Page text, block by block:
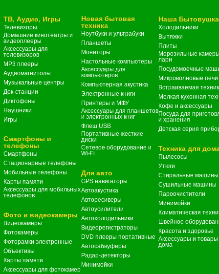
ТВ, Аудио, Игры
Телевизоры
Домашние кинотеатры и
видеоплееры
Аксессуары для
телевизоров
MP3 плееры
Аудиомагнитолы
Музыкальные центры
Док-станции
Диктофоны
Наушники
Игры
Смартфоны и
телефоны
Смартфоны
Стационарные телефоны
Мобильные телефоны
Карты памяти
Аксессуары для мобильных
телефонов
Фото и видеокамеры
Видеокамеры
Фотокамеры
Фоторамки электронные
Объективы
Карты памяти
Аксессуары для фотокамер
Новая бытовая
техника
Ноутбуки и ультрабуки
Планшеты
Мониторы
Настольные компьютеры
Аксессуары для
компьютеров
Компьютерная акустика
Электронные книги
Принтеры и МФУ
Аксессуары для планшетов
и электронных книг
Флеш USB
Портативные жесткие
диски
Сетевое оборудование и
Wi-Fi
Для авто
GPS навигаторы
Автоакустика
Авторесиверы
Автоусилители
Автохолодильники
Видеорегистраторы
DVD плееры портативные
Автосабвуферы
Радар-детекторы
Минимойки
Наша Бытовушка
Холодильники
Вытяжки
Плиты
Морозильные
лари
Посудомоечные
Микроволновые печи
Встраиваемая
Мелкая кухонная
Кофе и аксессуары
Посуда для
и хранения
Детская серия
Техника для
Пылесосы
Утюги
Стиральные машины
Сушильные машины
Пароочистители
Минимойки
Климатическая
Швейное
Красота и здоровье
Аксессуары и
дома